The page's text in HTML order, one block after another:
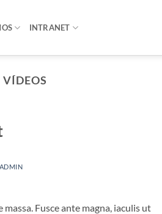
INTRANET
VÍDEOS
Fusce ante magna, iaculis ut